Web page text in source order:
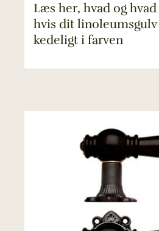
Læs her, hvad og
hvis dit
kedeligt i farven